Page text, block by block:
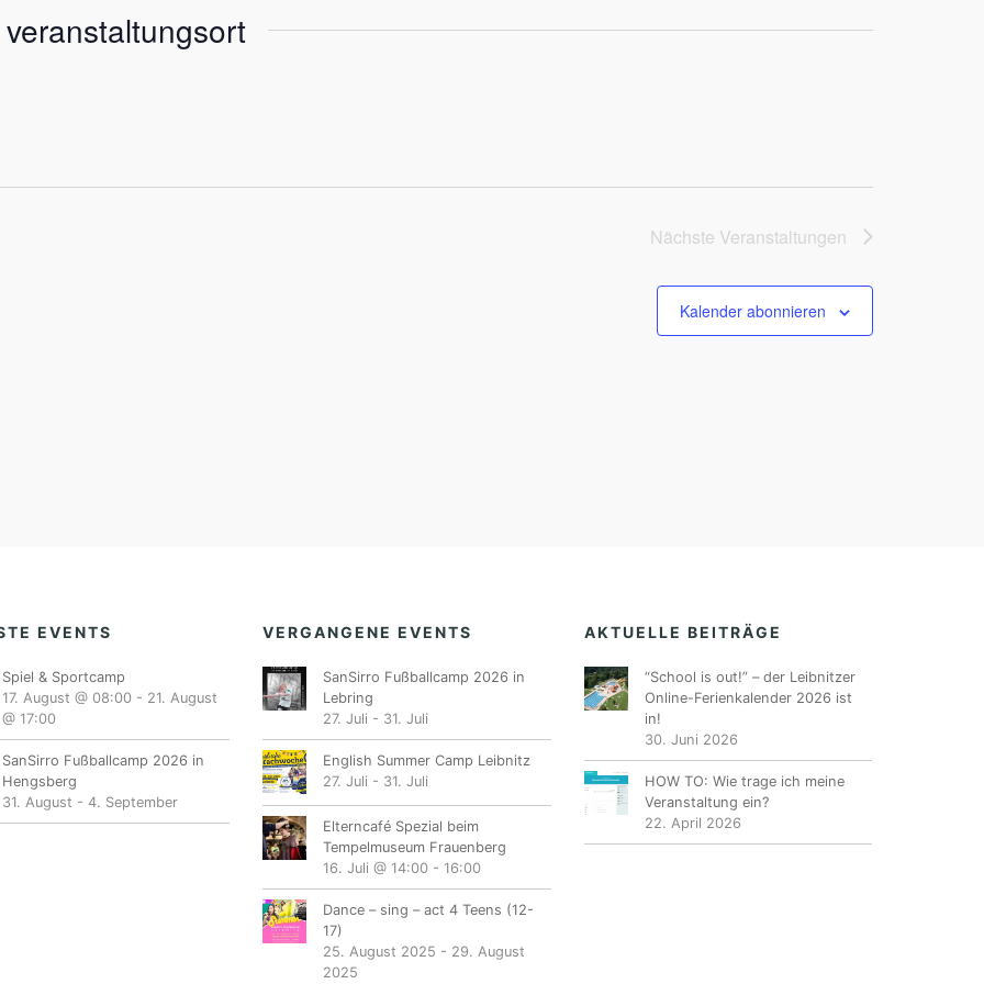
Nächste Veranstaltungen
Kalender abonnieren
EVENTS
Spiel & Sportcamp
17. August @ 08:00- 21. August
@ 17:00
SanSirro Fußballcamp 2026 in
Hengsberg
31. August - 4. September
VERGANGENE EVENTS
SanSirro Fußballcamp 2026 in
Lebring
27. Juli - 31. Juli
English Summer Camp Leibnitz
27. Juli - 31. Juli
Elterncafé Spezial beim
Tempelmuseum Frauenberg
16. Juli @ 14:00 - 16:00
Dance – sing – act 4 Teens (12-
17)
25. August 2025 - 29. August
2025
AKTUELLE BEITRÄGE
“School is out!” – der Leibnitzer
Online-Ferienkalender 2026 ist
in!
30. Juni 2026
HOW TO: Wie trage ich meine
Veranstaltung ein?
22. April 2026